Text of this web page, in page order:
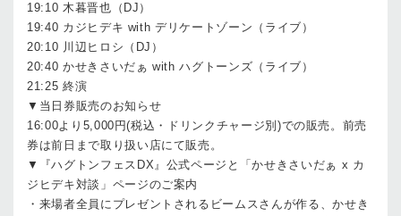
19:10 木暮晋也（DJ）
19:40 カジヒデキ with デリケートゾーン（ライブ）
20:10 川辺ヒロシ（DJ）
20:40 かせきさいだぁ with ハグトーンズ（ライブ）
21:25 終演
▼当日券販売のお知らせ
16:00より5,000円(税込・ドリンクチャージ別)での販売。前売
券は前日まで取り扱い店にて販売。
▼『ハグトンフェスDX』公式ページと「かせきさいだぁ x カ
ジヒデキ対談」ページのご案内
・来場者全員にプレゼントされるビームスさんが作る、かせき